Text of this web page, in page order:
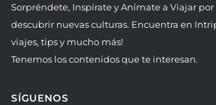
Sorpréndete, Inspírate y Anímate a Viajar
descubrir nuevas culturas. Encuentra en
viajes, tips y mucho más!
Tenemos los contenidos que te interesan.
SÍGUENOS